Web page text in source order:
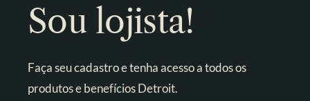
Sou lojista!
Faça seu cadastro e tenha acesso a todos os
produtos e benefícios Detroit.